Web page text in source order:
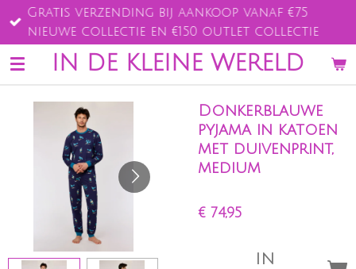
Ga
direct
naar
de
IN DE KLEINE WERELD
Gratis verzending bij aankoop vanaf €75
nieuwe collectie en €150 outlet collectie
Donkerblauwe
pyjama in katoen
met duivenprint,
medium
€ 74,95
IN